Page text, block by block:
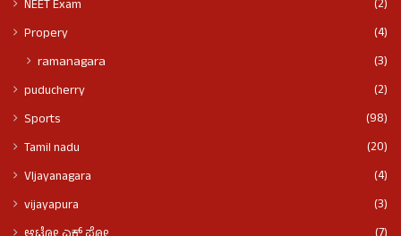
NEET Exam
(2)
Propery
(4)
ramanagara (3)
puducherry
(2)
Sports
(98)
Tamil nadu
(20)
VIjayanagara
(4)
vijayapura
(3)